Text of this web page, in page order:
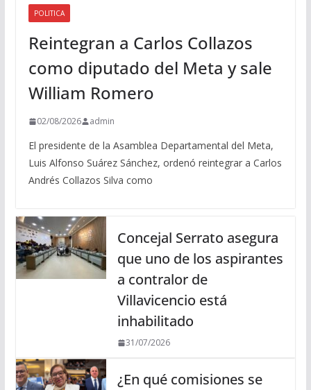
POLITICA
Reintegran a Carlos Collazos
como diputado del Meta y sale
William Romero
02/08/2026 admin
El presidente de la Asamblea Departamental del Meta,
Luis Alfonso Suárez Sánchez, ordenó reintegrar a Carlos
Andrés Collazos Silva como
Concejal Serrato asegura
que uno de los aspirantes
a contralor de
Villavicencio está
inhabilitado
31/07/2026
¿En qué comisiones se